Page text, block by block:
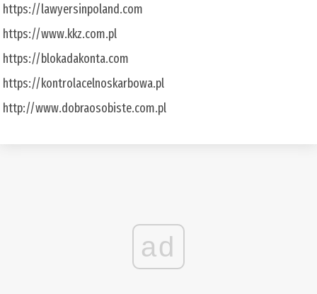
https://lawyersinpoland.com
https://www.kkz.com.pl
https://blokadakonta.com
https://kontrolacelnoskarbowa.pl
http://www.dobraosobiste.com.pl
ad